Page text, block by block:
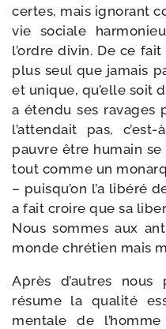
certes, mais igno­rant
vie sociale
l’ordre divin. De ce fait
plus seul que jamais
et unique, qu’elle soit
a éten­du ses ravages
l’at­ten­dait pas,
pauvre être humain
tout comme un
– puis­qu’on l’a libé­ré
a fait croire que sa
Nous sommes aux
monde chré­tien mais
Après d’autres nous
résume la qua­li­té
men­tale de